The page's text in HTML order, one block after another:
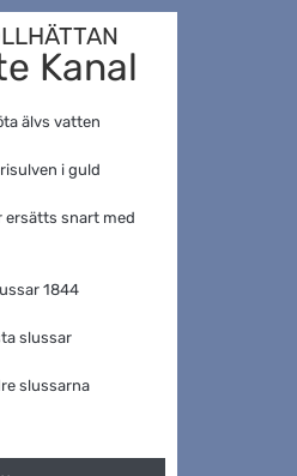
Kanal
älvs vatten
i guld
ersätts snart med
1844
slussar
slussarna